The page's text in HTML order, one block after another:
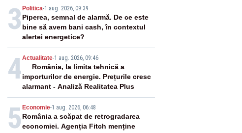
3 Politica-1 aug. 2026, 09:39
Piperea, semnal de alarmă. De ce este
bine să avem bani cash, în contextul
alertei energetice?
4Actualitate-1 aug. 2026, 09:46
România, la limita tehnică a
importurilor de energie. Prețurile cresc
alarmant - Analiză Realitatea Plus
5 Economie-1 aug. 2026, 06:48
România a scăpat de retrogradarea
economiei. Agenția Fitch menține